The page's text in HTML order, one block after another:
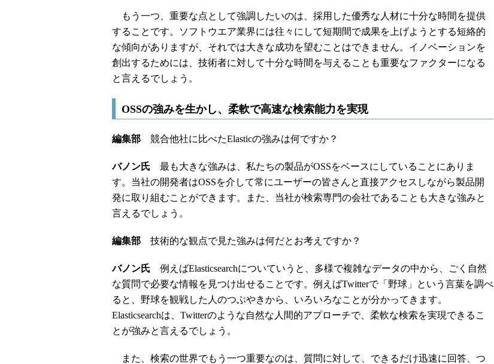
もう一つ、重要な点として強調したいのは、採用した優秀な人材に十分な時間を提供
することです。ソフトウエア業界には往々にして短期間で成果を上げようとする短絡的
な傾向がありますが、それでは大きな成功を望むことはできません。イノベーションを
創出するためには、技術者に対して十分な時間を与えることも重要なファクターになる
と言えるでしょう。
OSSの強みを生かし、柔軟で高速な検索能力を実現
編集部 競合他社に比べたElasticの強みは何ですか？
バノン氏 最も大きな強みは、私たちの製品がOSSをベースにしていることにありま
す。当社の開発者はOSSを介して常にユーザーの皆さんと直接アクセスしながら製品開
発に取り組むことができます。また、当社が検索専門の会社であることも大きな強みと
言えるでしょう。
編集部 技術的な観点で見た強みは何だとお考えですか？
バノン氏 例えばElasticsearchについていうと、多様で複雑なデータの中から、ごく自然
な質問で必要な情報を見つけ出せることです。例えばTwitterで「野球」という言葉を調べ
ると、野球を観戦した人のつぶやきから、いろいろなことが分かってきます。
Elasticsearchは、Twitterのような自然な人間的アプローチで、柔軟な検索を実現できるこ
とが強みと言えるでしょう。
また、検索の世界でもう一つ重要なのは、質問に対して、できるだけ迅速に回答、つ